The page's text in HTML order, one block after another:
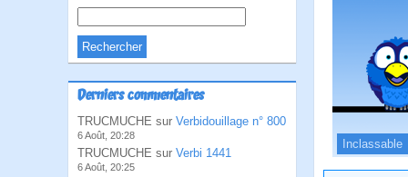
Derniers commentaires
TRUCMUCHE sur Verbidouillage n° 800
6 Août, 20:28
TRUCMUCHE sur Verbi 1441
6 Août, 20:25
Inclassable